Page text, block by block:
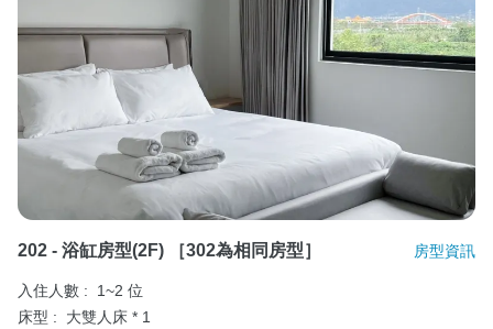
202 - 浴缸房型(2F) ［302為相同房型］ 房型資訊
入住人數 :
1~2 位
床型 :
大雙人床 * 1